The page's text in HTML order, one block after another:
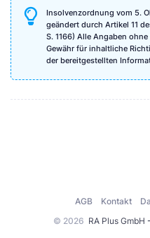
Insolvenzordnung vom 5.
geändert durch Artikel 11
S. 1166) Alle Angaben
Gewähr für inhaltliche
der bereitgestellten
© 2026 RA Plus GmbH
AGB Kontakt